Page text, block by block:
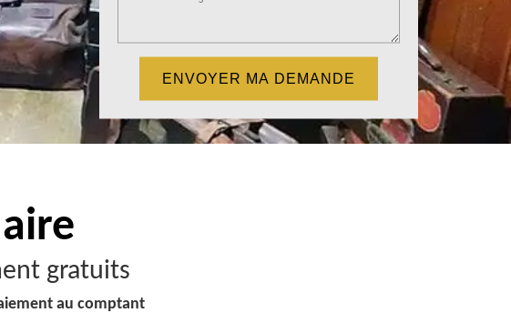
gratuits
au comptant